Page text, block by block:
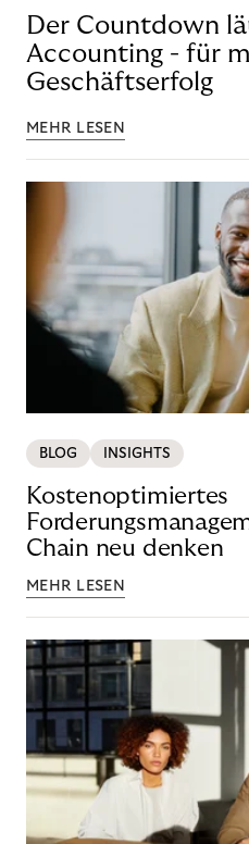
Der Countdown
Accounting - für
Geschäftserfolg
MEHR LESEN
BLOG INSIGHTS
Kostenoptimiertes
Chain neu denken
MEHR LESEN